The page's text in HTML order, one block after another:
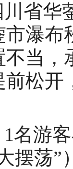
省华
瀑布
当
松开
名游
摆荡